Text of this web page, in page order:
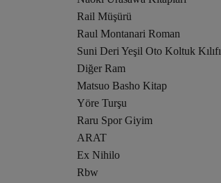
Rail Müşürü
Raul Montanari Roman
Suni Deri Yeşil Oto Koltuk Kılıfı
Diğer Ram
Matsuo Basho Kitap
Yöre Turşu
Raru Spor Giyim
ARAT
Ex Nihilo
Rbw